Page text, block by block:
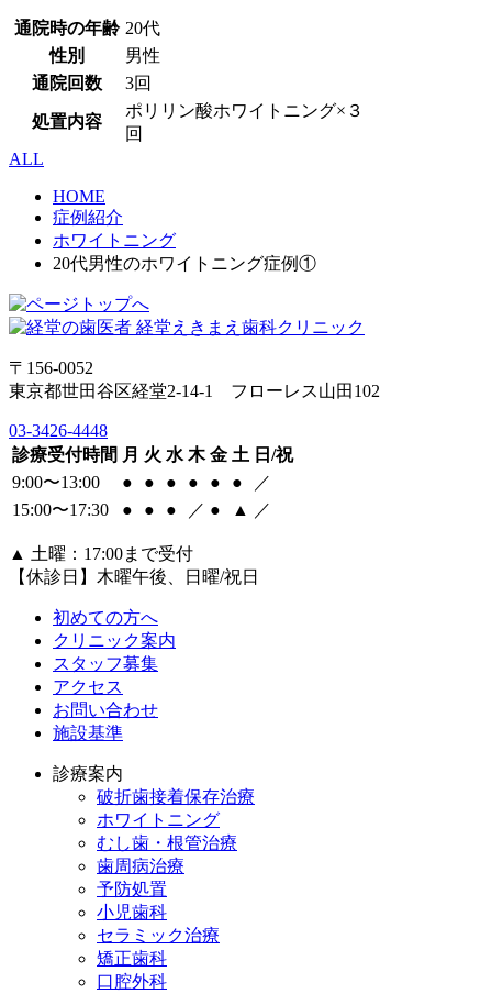
通院時の年齢 20代
性別
男性
通院回数
3回
処置内容
ポリリン酸ホワイトニング×３
回
ALL
HOME
症例紹介
ホワイトニング
20代男性のホワイトニング症例①
〒156-0052
東京都世田谷区経堂2-14-1 フローレス山田102
03-3426-4448
診療受付時間 月 火 水 木 金 土 日/祝
9:00〜13:00
● ● ● ● ● ●
／
15:00〜17:30
● ● ● ／ ● ▲ ／
▲ 土曜：17:00まで受付
【休診日】木曜午後、日曜/祝日
初めての方へ
クリニック案内
スタッフ募集
アクセス
お問い合わせ
施設基準
診療案内
破折歯接着保存治療
ホワイトニング
むし歯・根管治療
歯周病治療
予防処置
小児歯科
セラミック治療
矯正歯科
口腔外科